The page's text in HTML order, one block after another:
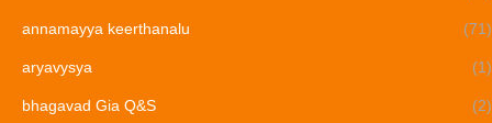
annamayya keerthanalu (71)
aryavysya (1)
bhagavad Gia Q&S (2)